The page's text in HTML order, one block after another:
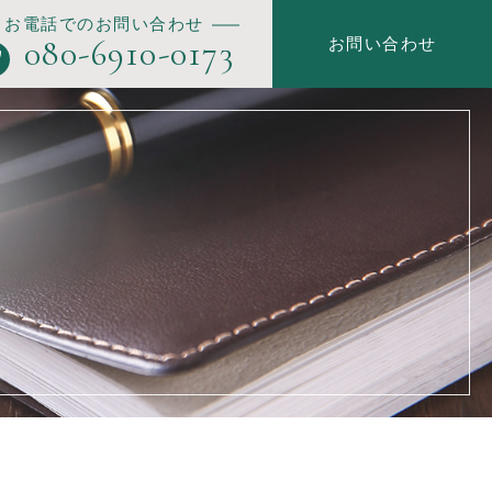
お電話でのお問い合わせ
080-6910-0173 お問い合わせ